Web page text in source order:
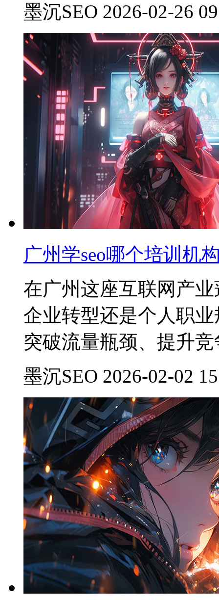
墨沉SEO 2026-02-26
广州学seo哪个培训机
在广州这座互联网产
企业转型还是个人职
突破流量瓶颈、提升
墨沉SEO 2026-02-02